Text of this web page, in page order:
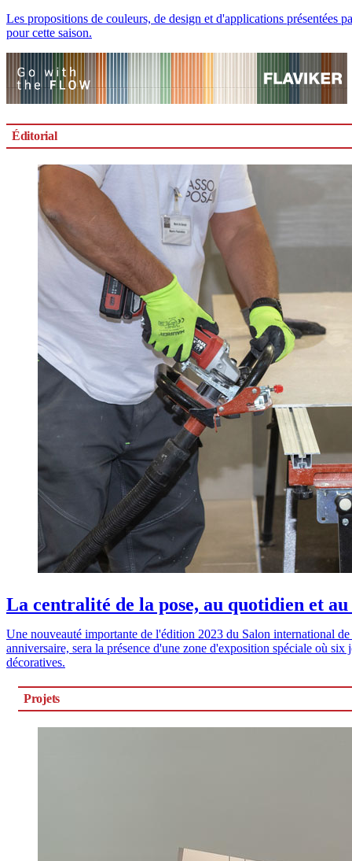
Les propositions de couleurs, de design et d'applications présentées
pour cette saison.
Éditorial
La centralité de la pose, au quotidien et au
Une nouveauté importante de l'édition 2023 du Salon international
anniversaire, sera la présence d'une zone d'exposition spéciale où
décoratives.
Projets